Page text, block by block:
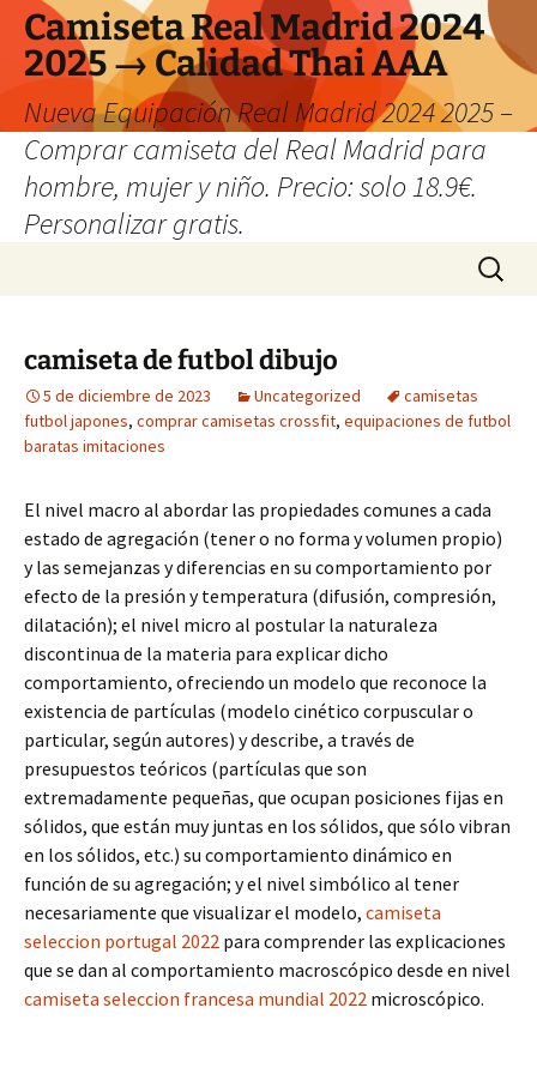
Camiseta Real Madrid 2024
2025 → Calidad Thai AAA
Nueva Equipación Real Madrid 2024 2025 –
Comprar camiseta del Real Madrid para
hombre, mujer y niño. Precio: solo 18.9€.
Personalizar gratis.
Buscar:
camiseta de futbol dibujo
5 de diciembre de 2023 Uncategorized
camisetas
futbol japones, comprar camisetas crossfit, equipaciones de futbol
baratas imitaciones
El nivel macro al abordar las propiedades comunes a cada
estado de agregación (tener o no forma y volumen propio)
y las semejanzas y diferencias en su comportamiento por
efecto de la presión y temperatura (difusión, compresión,
dilatación); el nivel micro al postular la naturaleza
discontinua de la materia para explicar dicho
comportamiento, ofreciendo un modelo que reconoce la
existencia de partículas (modelo cinético corpuscular o
particular, según autores) y describe, a través de
presupuestos teóricos (partículas que son
extremadamente pequeñas, que ocupan posiciones fijas en
sólidos, que están muy juntas en los sólidos, que sólo vibran
en los sólidos, etc.) su comportamiento dinámico en
función de su agregación; y el nivel simbólico al tener
necesariamente que visualizar el modelo, camiseta
seleccion portugal 2022 para comprender las explicaciones
que se dan al comportamiento macroscópico desde en nivel
camiseta seleccion francesa mundial 2022 microscópico.